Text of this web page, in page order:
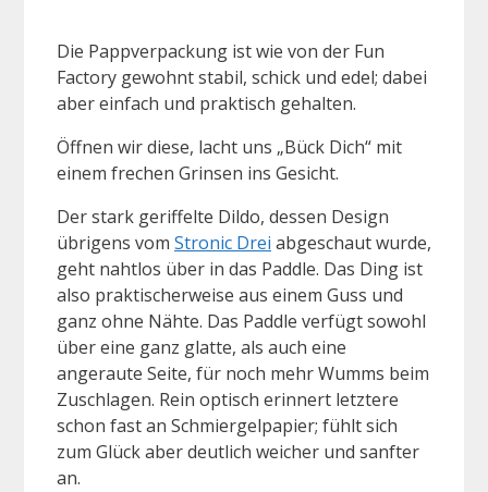
Die Pappverpackung ist wie von der Fun
Factory gewohnt stabil, schick und edel; dabei
aber einfach und praktisch gehalten.
Öffnen wir diese, lacht uns „Bück Dich“ mit
einem frechen Grinsen ins Gesicht.
Der stark geriffelte Dildo, dessen Design
übrigens vom Stronic Drei abgeschaut wurde,
geht nahtlos über in das Paddle. Das Ding ist
also praktischerweise aus einem Guss und
ganz ohne Nähte. Das Paddle verfügt sowohl
über eine ganz glatte, als auch eine
angeraute Seite, für noch mehr Wumms beim
Zuschlagen. Rein optisch erinnert letztere
schon fast an Schmiergelpapier; fühlt sich
zum Glück aber deutlich weicher und sanfter
an.